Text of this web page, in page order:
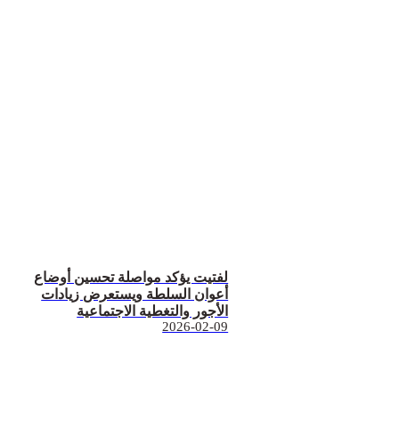
لفتيت يؤكد مواصلة تحسين أوضاع
أعوان السلطة ويستعرض زيادات
الأجور والتغطية الاجتماعية
2026-02-09